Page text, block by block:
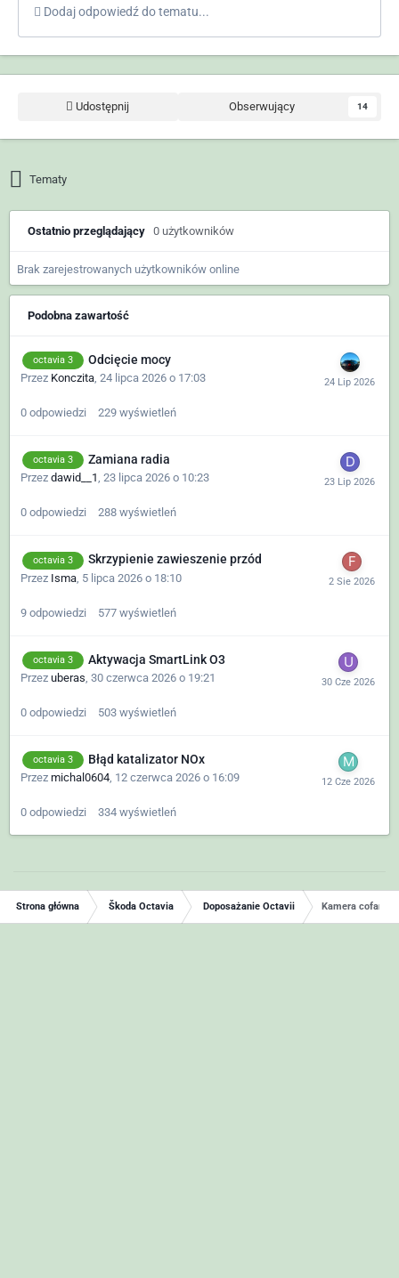
Dodaj odpowiedź do tematu...
Udostępnij Obserwujący 14
Tematy
Ostatnio przeglądający 0 użytkowników
Brak zarejestrowanych użytkowników online
Podobna zawartość
octavia 3 Odcięcie mocy
Przez Konczita 24 lipca 2026 o 17:03
0 odpowiedzi 229 wyświetleń
octavia 3 Zamiana radia
Przez dawid__1, 23 lipca 2026 o 10:23
0 odpowiedzi 288 wyświetleń
octavia 3 Skrzypienie zawieszenie przód
Przez Isma 5 lipca 2026 o 18:10
9 odpowiedzi 577 wyświetleń
octavia 3 Aktywacja SmartLink O3
Przez uberas, 30 czerwca 2026 o 19:21
0 odpowiedzi 503 wyświetleń
octavia 3 Błąd katalizator NOx
Przez michal0604, 12 czerwca 2026 o 16:09
0 odpowiedzi 334 wyświetleń
Strona główna Škoda Octavia Doposażanie Octavii Kamera cofania